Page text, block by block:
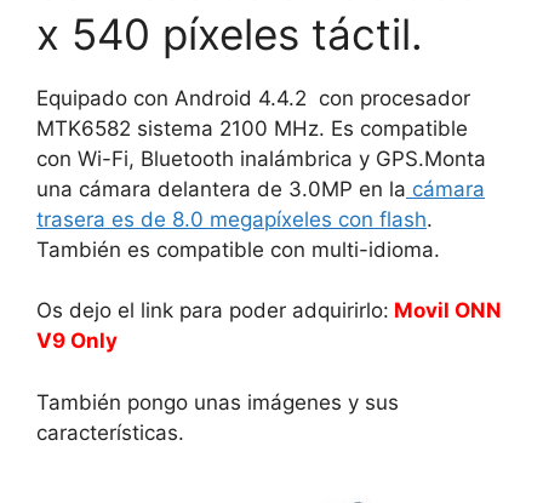
x 540 píxeles táctil.
Equipado con Android 4.4.2 con procesador
MTK6582 sistema 2100 MHz. Es compatible
con Wi-Fi, Bluetooth inalámbrica y GPS.Monta
una cámara delantera de 3.0MP en la cámara
trasera es de 8.0 megapíxeles con flash.
También es compatible con multi-idioma.
Os dejo el link para poder adquirirlo: Movil ONN
V9 Only
También pongo unas imágenes y sus
características.